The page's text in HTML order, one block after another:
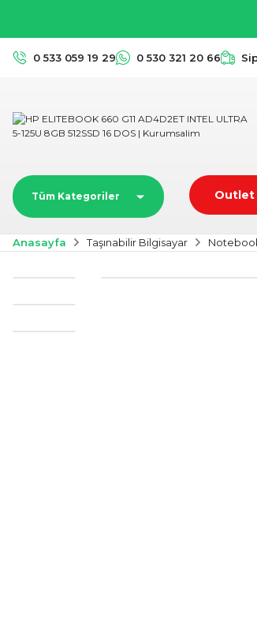
0 533 059 19 29 0 530 321 20 66
Tüm Kategoriler Outlet
Anasayfa Taşınabilir Bilgisayar